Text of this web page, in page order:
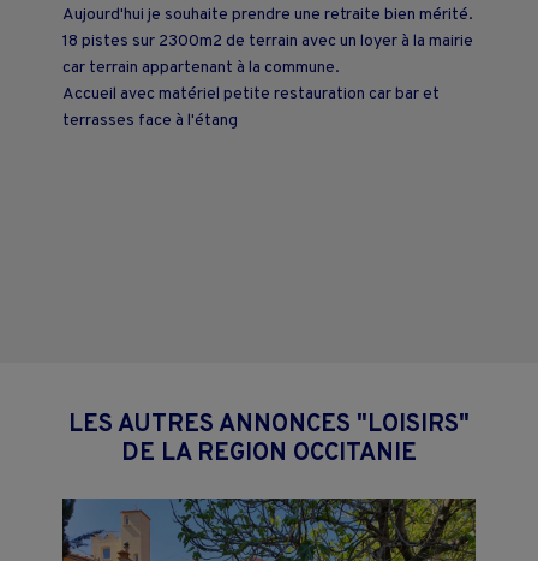
Aujourd'hui je souhaite prendre une retraite bien mérité.
18 pistes sur 2300m2 de terrain avec un loyer à la mairie
car terrain appartenant à la commune.
Accueil avec matériel petite restauration car bar et
terrasses face à l'étang
LES AUTRES ANNONCES "LOISIRS"
DE LA REGION OCCITANIE